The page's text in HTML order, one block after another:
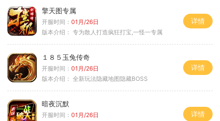
擎天图专属
开服时间： 01月/26日
版本介绍： 专为散人打造疯狂打宝,一怪一专属
详情
１８５玉兔传奇
开服时间： 01月/26日
版本介绍： 全新玩法隐藏地图隐藏BOSS
详情
暗夜沉默
开服时间： 01月/26日
详情